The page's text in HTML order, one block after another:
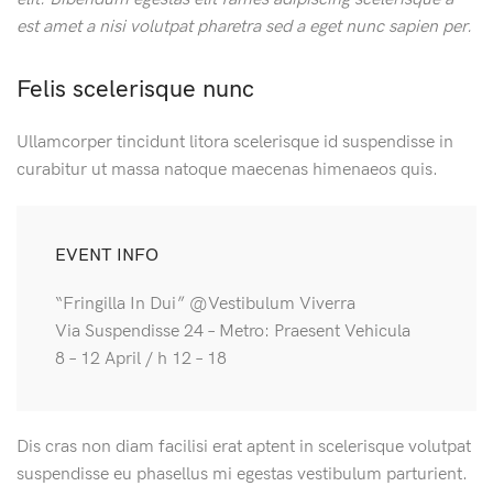
est amet a nisi volutpat pharetra sed a eget nunc sapien per.
Felis scelerisque nunc
Ullamcorper tincidunt litora scelerisque id suspendisse in
curabitur ut massa natoque maecenas himenaeos quis.
EVENT INFO
“Fringilla In Dui” @Vestibulum Viverra
Via Suspendisse 24 – Metro: Praesent Vehicula
8 – 12 April / h 12 – 18
Dis cras non diam facilisi erat aptent in scelerisque volutpat
suspendisse eu phasellus mi egestas vestibulum parturient.